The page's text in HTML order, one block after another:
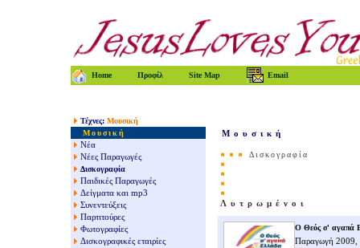
Home Προφίλ Site Map Email
Τέχνες: Μουσική
Μουσική
Νέα
Νέες Παραγωγές
Δισκογραφία
Παιδικές Παραγωγές
Δείγματα και mp3
Συνεντεύξεις
Παρτιτούρες
Φωτογραφίες
Δισκογραφικές εταιρίες
Μουσική
Δισκογραφία
Λυτρωμένοι
Ο Θεός σ' αγαπά
Παραγωγή 2009,